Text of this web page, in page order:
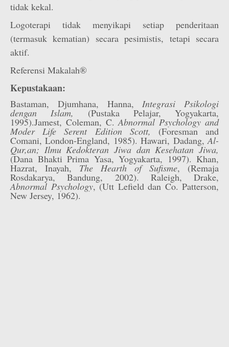
tidak kekal.
Logoterapi tidak menyikapi setiap penderitaan
(termasuk kematian) secara pesimistis, tetapi secara
aktif.
Referensi Makalah®
Kepustakaan:
Bastaman, Djumhana, Hanna,Integrasi Psikologi
dengan Islam, (Pustaka Pelajar, Yogyakarta,
1995).Jamest, Coleman, C.Abnormal Psychology and
Moder Life Serent Edition Scott, (Foresman and
Comani, London-England, 1985). Hawari, Dadang,Al-
Qur,an; Ilmu Kedokteran Jiwa dan Kesehatan Jiwa,
(Dana Bhakti Prima Yasa, Yogyakarta, 1997). Khan,
Hazrat, Inayah, The Hearth of Sufisme, (Remaja
Rosdakarya, Bandung, 2002). Raleigh, Drake,
Abnormal Psychology, (Utt Lefield dan Co. Patterson,
New Jersey, 1962).